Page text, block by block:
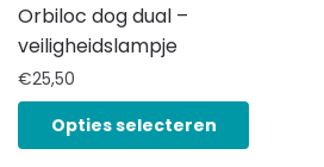
Orbiloc dog dual –
veiligheidslampje
€25,50
Opties selecteren